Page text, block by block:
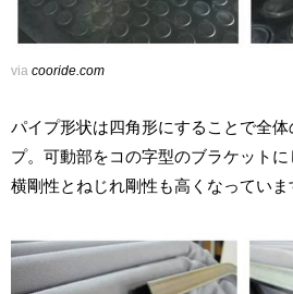
via cooride.com
パイプ形状は四角形にすることで全
プ。可動部をコの字型のブラケット
横剛性とねじれ剛性も高くなっていま